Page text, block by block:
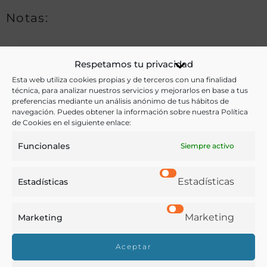
Respetamos tu privacidad
Esta web utiliza cookies propias y de terceros con una finalidad
técnica, para analizar nuestros servicios y mejorarlos en base a tus
preferencias mediante un análisis anónimo de tus hábitos de
navegación. Puedes obtener la información sobre nuestra Política
de Cookies en el siguiente enlace:
Funcionales Siempre activo
Estadísticas Estadísticas
Marketing Marketing
Aceptar
Notas:
Ver más libros de estas materias:
Aceites ,Alimentos,Bebidas,Diccionario,Especias
Ver más libros con las palabras clave:
Aceites,Bebidas Exposición,Frutas,